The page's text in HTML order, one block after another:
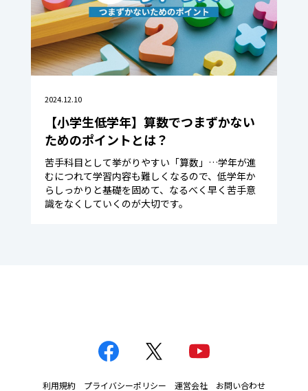
2024.12.10
【小学生低学年】算数でつまずかない
ためのポイントとは？
苦手科目として挙がりやすい「算数」…学年が進
むにつれて学習内容も難しくなるので、低学年か
らしっかりと基礎を固めて、なるべく早く苦手意
識をなくしていくのが大切です。
利用規約 プライバシーポリシー 運営会社 お問い合わせ